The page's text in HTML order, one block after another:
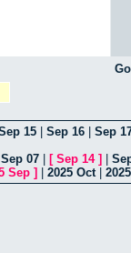
15 Sep 16
Sep
Sep 07 [ Sep 14]
Sep ] 2025 Oct